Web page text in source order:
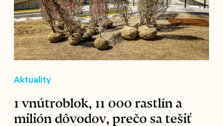
Aktuality
1 vnútroblok, 11 000 rastlín a
milión dôvodov, prečo sa tešiť